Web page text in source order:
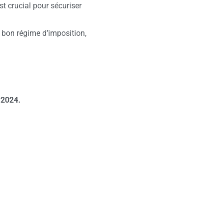
crucial pour sécuriser
régime d’imposition,